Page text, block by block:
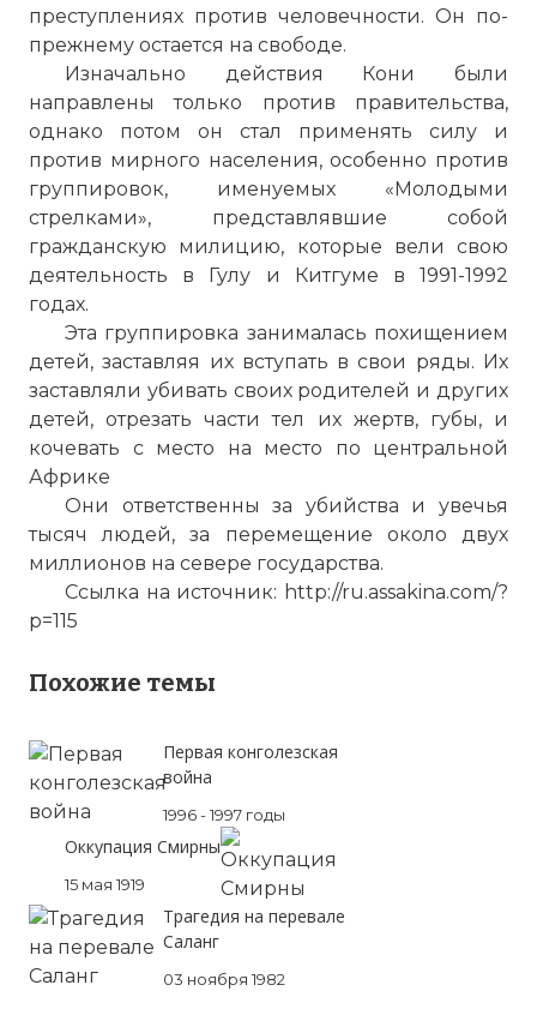
преступлениях против человечности. Он по-
прежнему остается на свободе.
Изначально действия Кони были
направлены только против правительства,
однако потом он стал применять силу и
против мирного населения, особенно против
группировок, именуемых «Молодыми
стрелками», представлявшие собой
гражданскую милицию, которые вели свою
деятельность в Гулу и Китгуме в 1991-1992
годах.
Эта группировка занималась похищением
детей, заставляя их вступать в свои ряды. Их
заставляли убивать своих родителей и других
детей, отрезать части тел их жертв, губы, и
кочевать с место на место по центральной
Африке
Они ответственны за убийства и увечья
тысяч людей, за перемещение около двух
миллионов на севере государства.
Ссылка на источник: http://ru.assakina.com/?
p=115
Похожие темы
Первая конголезская
война
1996 - 1997 годы
Оккупация Смирны
15 мая 1919
Трагедия на перевале
Саланг
03 ноября 1982